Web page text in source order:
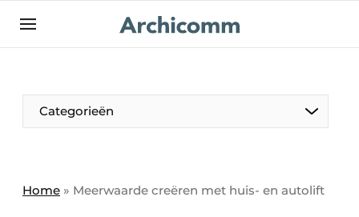
NL be-FR
Categorieën
Home » Meerwaarde creëren met huis- en autolift